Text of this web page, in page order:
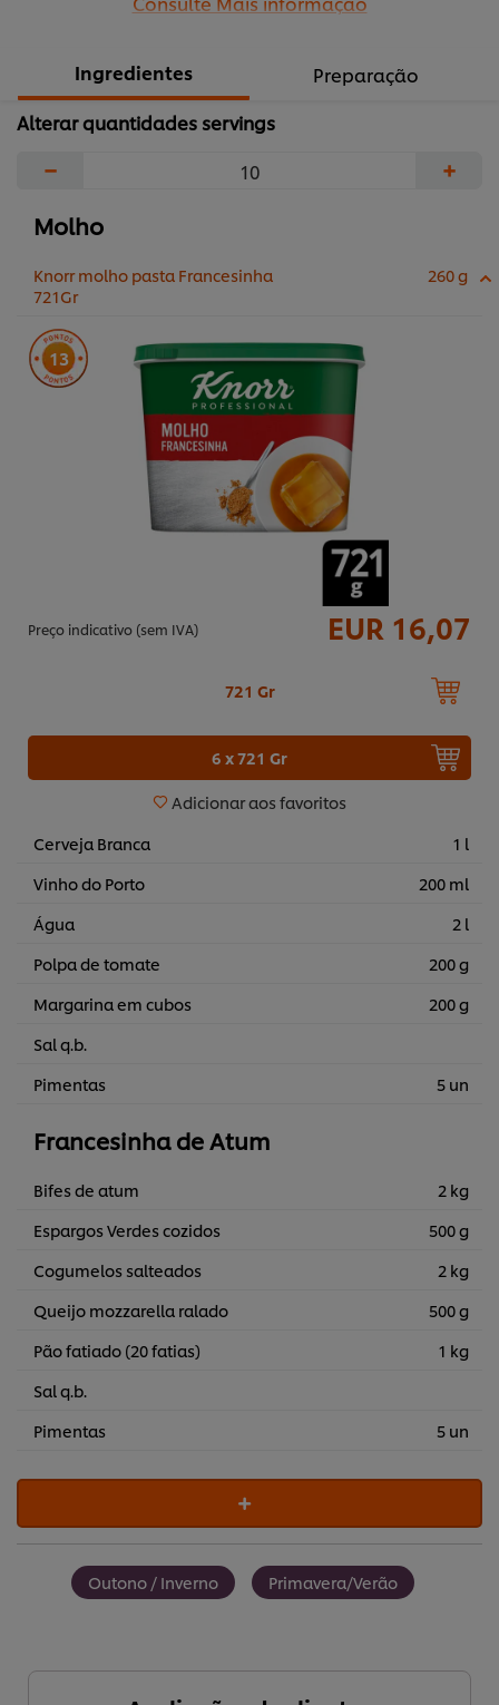
acertada. Experimente já!
Ingredientes
Preparação
Alterar quantidades servings
− +
Molho
Knorr molho pasta Francesinha
721Gr
260 g
13
Preço indicativo (sem IVA) EUR 16,07
721 Gr
6 x 721 Gr
Adicionar aos favoritos
Cerveja Branca
1 l
Vinho do Porto
200 ml
Água
2 l
Polpa de tomate
200 g
Margarina em cubos
200 g
Sal q.b.
Pimentas
5 un
Francesinha de Atum
Bifes de atum
2 kg
Espargos Verdes cozidos
500 g
Cogumelos salteados
2 kg
Queijo mozzarella ralado
500 g
Pão fatiado (20 fatias)
1 kg
Sal q.b.
Pimentas
5 un
Outono / Inverno Primavera/Verão